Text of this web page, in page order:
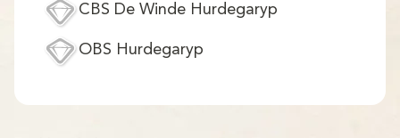
CBS De Winde Hurdegaryp
OBS Hurdegaryp